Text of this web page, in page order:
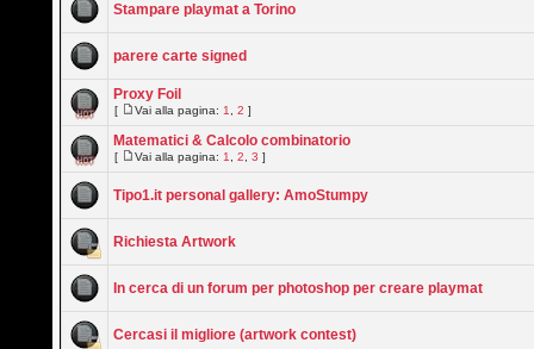
Stampare playmat a Torino
parere carte signed
Proxy Foil
[ Vai alla pagina: 1 ,2 ]
Matematici & Calcolo combinatorio
[ Vai alla pagina: 1 ,2 ,3 ]
Tipo1.it personal gallery: AmoStumpy
Richiesta Artwork
In cerca di un forum per photoshop per creare playmat
Cercasi il migliore (artwork contest)